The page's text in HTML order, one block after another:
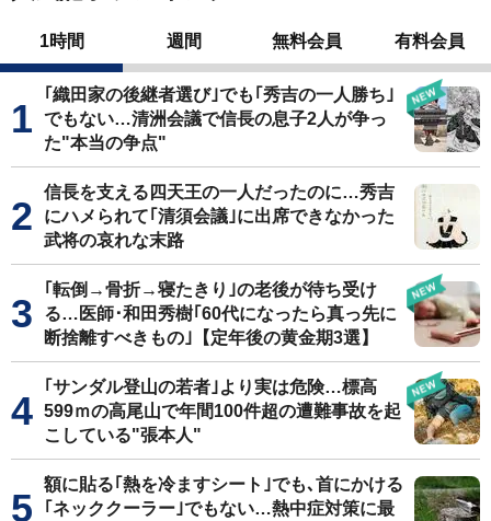
1時間 週間 無料会員 有料会員
｢織田家の後継者選び｣でも｢秀吉の一人勝ち｣
でもない…清洲会議で信長の息子2人が争っ
た"本当の争点"
信長を支える四天王の一人だったのに…秀吉
にハメられて｢清須会議｣に出席できなかった
武将の哀れな末路
｢転倒→骨折→寝たきり｣の老後が待ち受け
る…医師･和田秀樹｢60代になったら真っ先に
断捨離すべきもの｣【定年後の黄金期3選】
｢サンダル登山の若者｣より実は危険…標高
599ｍの高尾山で年間100件超の遭難事故を起
こしている"張本人"
額に貼る｢熱を冷ますシート｣でも､首にかける
｢ネッククーラー｣でもない…熱中症対策に最